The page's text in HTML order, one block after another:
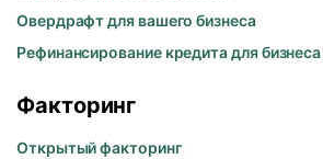
Овердрафт для вашего бизнеса
Рефинансирование кредита для бизнеса
Факторинг
Открытый факторинг